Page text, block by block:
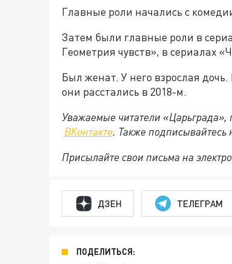
Главные роли начались с
Затем были главные роли в
Геометрия чувств», в сериалах
Был женат. У него взрослая
они расстались в 2018-м.
Уважаемые читатели «Царьграда»,
ВКонтакте. Также подписывайтесь
Присылайте свои письма на
ДЗЕН ТЕЛЕГРАМ
ПОДЕЛИТЬСЯ: